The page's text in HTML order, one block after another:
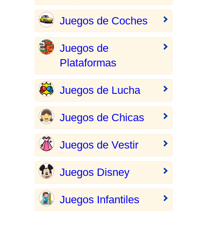
Juegos de Coches
Juegos de
Plataformas
Juegos de Lucha
Juegos de Chicas
Juegos de Vestir
Juegos Disney
Juegos Infantiles